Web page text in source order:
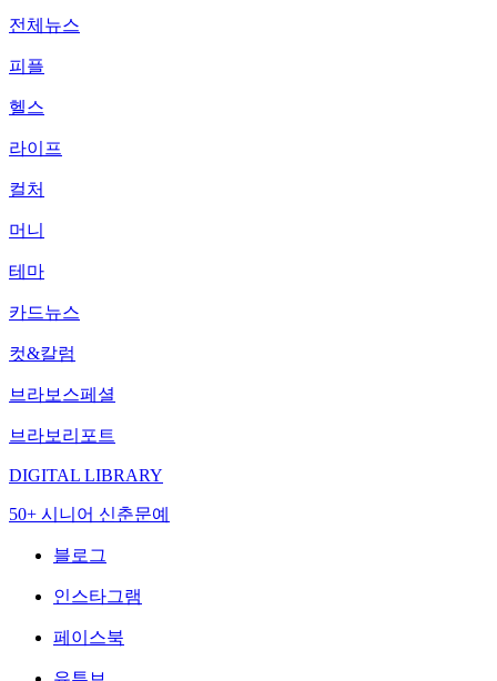
전체뉴스
피플
헬스
라이프
컬처
머니
테마
카드뉴스
컷&칼럼
브라보스페셜
브라보리포트
DIGITAL LIBRARY
50+ 시니어 신춘문예
블로그
인스타그램
페이스북